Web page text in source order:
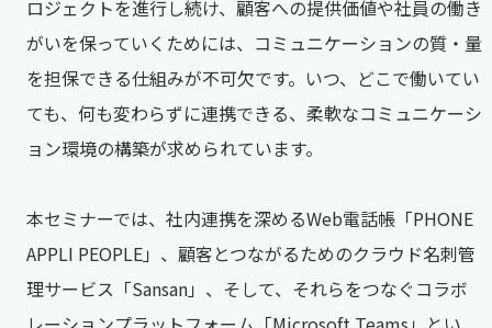
ロジェクトを進行し続け、顧客への提供価値や社員の働き
がいを保っていくためには、コミュニケーションの質・量
を担保できる仕組みが不可欠です。いつ、どこで働いてい
ても、何も変わらずに連携できる、柔軟なコミュニケーシ
ョン環境の構築が求められています。
本セミナーでは、社内連携を深めるWeb電話帳「PHONE
APPLI PEOPLE」、顧客とつながるためのクラウド名刺管
理サービス「Sansan」、そして、それらをつなぐコラボ